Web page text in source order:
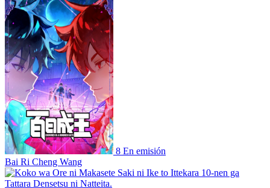
8 En emisión
Bai Ri Cheng Wang